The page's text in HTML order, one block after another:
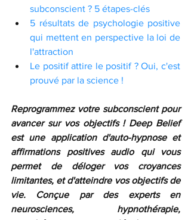
subconscient ? 5 étapes-clés
5 résultats de psychologie positive
qui mettent en perspective la loi de
l'attraction
Le positif attire le positif ? Oui, c'est
prouvé par la science !
Reprogrammez votre subconscient pour
avancer sur vos objectifs ! Deep Belief
est une application d'auto-hypnose et
affirmations positives audio qui vous
permet de déloger vos croyances
limitantes, et d'atteindre vos objectifs de
vie. Conçue par des experts en
neurosciences, hypnothérapie,